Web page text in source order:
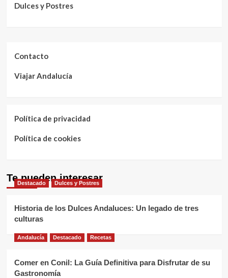
Dulces y Postres
Contacto
Viajar Andalucía
Política de privacidad
Política de cookies
Te pueden interesar
Destacado Dulces y Postres
Historia de los Dulces Andaluces: Un legado de tres
culturas
Andalucía Destacado Recetas
Comer en Conil: La Guía Definitiva para Disfrutar de su
Gastronomía